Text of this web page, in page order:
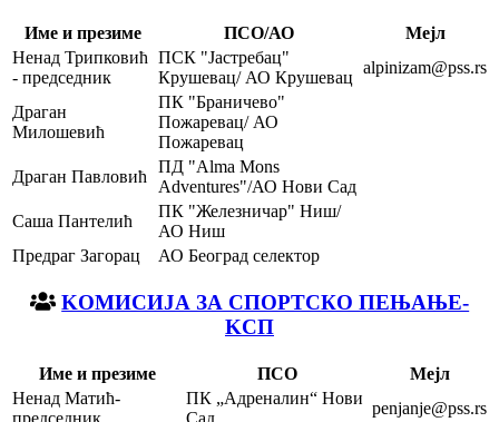
Име и презиме ПСО/АО
Мејл
Ненад Трипковић
- председник
ПСК "Јастребац"
Крушевац/ АО Крушевац
alpinizam@pss.rs
Драган
Милошевић
ПК "Браничево"
Пожаревац/ АО
Пожаревац
Драган Павловић
ПД "Alma Mons
Adventures"/АО Нови Сад
Саша Пантелић
ПК "Железничар" Ниш/
АО Ниш
Предраг Загорац
АО Београд селектор
KOМИСИЈА ЗА СПОРТСКО ПЕЊАЊЕ-
KСП
Име и презиме ПСО
Мејл
Ненад Матић-
председник
ПК „Адреналин“ Нови
Сад
penjanje@pss.rs